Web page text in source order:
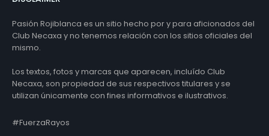
Pasión Rojiblanca es un sitio hecho por y para aficionados del
Club Necaxa y no tenemos relación con los sitios oficiales del
mismo.
Los textos, fotos y marcas que aparecen, incluído Club
Necaxa, son propiedad de sus respectivos titulares y se
utilizan únicamente con fines informativos e ilustrativos.
#FuerzaRayos